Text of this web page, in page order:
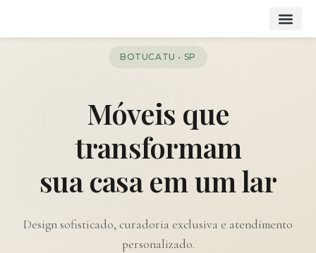
BOTUCATU • SP
Móveis que
transformam
sua casa em um lar
Design sofisticado, curadoria exclusiva e atendimento
personalizado.